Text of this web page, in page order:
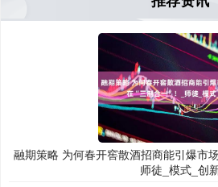
融期策略 为何春开窖散酒招商能引爆市场
师徒_模式_创